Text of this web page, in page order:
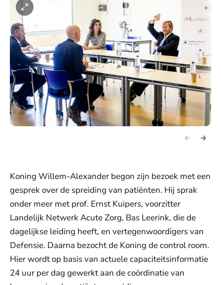
Koning Willem-Alexander begon zijn bezoek met een
gesprek over de spreiding van patiënten. Hij sprak
onder meer met prof. Ernst Kuipers, voorzitter
Landelijk Netwerk Acute Zorg, Bas Leerink, die de
dagelijkse leiding heeft, en vertegenwoordigers van
Defensie. Daarna bezocht de Koning de control room.
Hier wordt op basis van actuele capaciteitsinformatie
24 uur per dag gewerkt aan de coördinatie van